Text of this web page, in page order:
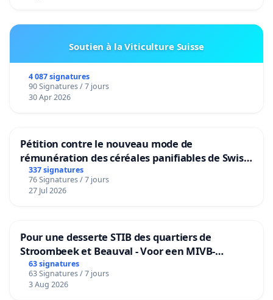
Soutien à la Viticulture Suisse
4 087 signatures
90 Signatures / 7 jours
30 Apr 2026
Pétition contre le nouveau mode de
rémunération des céréales panifiables de Swiss
granum basé sur la teneur en protéines
337 signatures
76 Signatures / 7 jours
27 Jul 2026
Pour une desserte STIB des quartiers de
Stroombeek et Beauval - Voor een MIVB-
bediening van de wijken Strombeek en Het
Voor
63 signatures
63 Signatures / 7 jours
3 Aug 2026